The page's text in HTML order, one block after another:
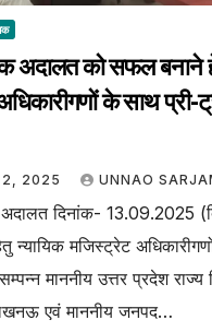
अदालत को सफल बनाने
के साथ प्री-
2, 2025 UNNAO
अदालत दिनांक- 13.09.2025
न्यायिक मजिस्ट्रेट
माननीय उत्तर प्रदेश राज्य
एवं माननीय जनपद…